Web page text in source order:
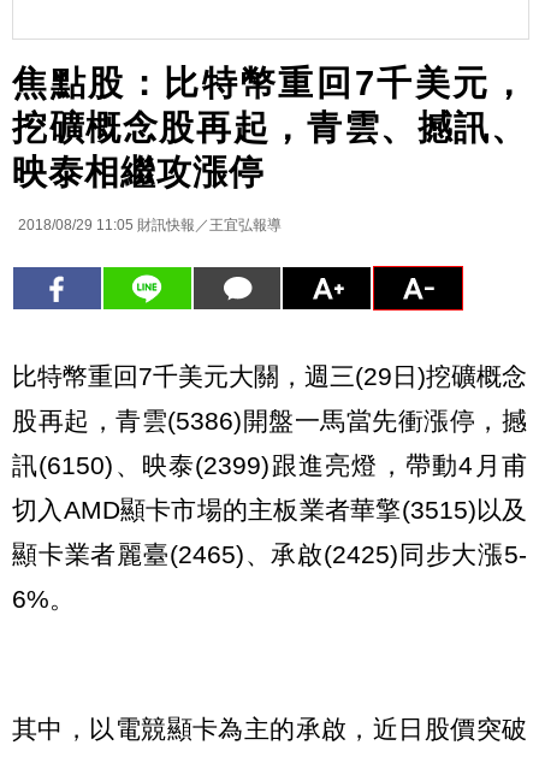
焦點股：比特幣重回7千美元，
挖礦概念股再起，青雲、撼訊、
映泰相繼攻漲停
2018/08/29 11:05 財訊快報／王宜弘報導
比特幣重回7千美元大關，週三(29日)挖礦概念
股再起，青雲(5386)開盤一馬當先衝漲停，撼
訊(6150)、映泰(2399)跟進亮燈，帶動4月甫
切入AMD顯卡市場的主板業者華擎(3515)以及
顯卡業者麗臺(2465)、承啟(2425)同步大漲5-
6%。
其中，以電競顯卡為主的承啟，近日股價突破